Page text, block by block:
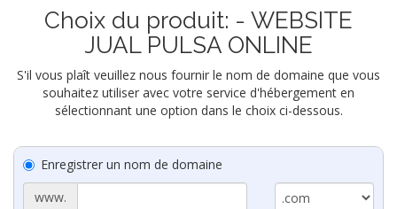
Choix du produit: - WEBSITE
JUAL PULSA ONLINE
S'il vous plaît veuillez nous fournir le nom de domaine que vous
souhaitez utiliser avec votre service d'hébergement en
sélectionnant une option dans le choix ci-dessous.
Enregistrer un nom de domaine
www.